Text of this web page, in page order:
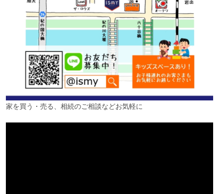
家を買う・売る、相続のご相談などお気軽に